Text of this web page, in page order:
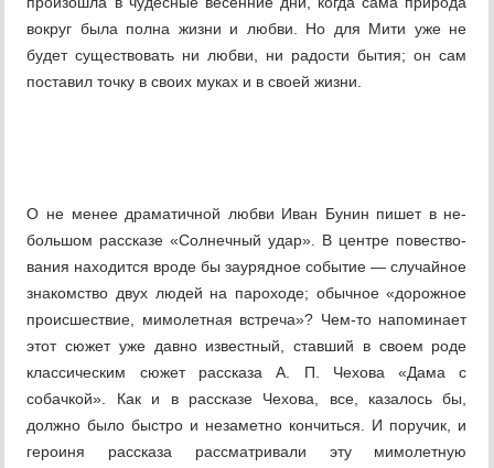
вокруг была полна жизни и любви. Но для Мити уже не
будет существовать ни любви, ни радости бытия; он сам
поставил точку в своих муках и в своей жизни.
О не менее драматичной любви Иван Бунин пишет в не­
большом рассказе «Солнечный удар». В центре повество­
вания находится вроде бы заурядное событие — случай­ное
знакомство двух людей на пароходе; обычное «дорож­ное
происшествие, мимолетная встреча»? Чем-то напоминает
этот сюжет уже давно известный, ставший в своем роде
классическим сюжет рассказа А. П. Чехова «Дама с
собачкой». Как и в рассказе Чехова, все, каза­лось бы,
должно было быстро и незаметно кончиться. И поручик, и
героиня рассказа рассматривали эту мимолет­ную